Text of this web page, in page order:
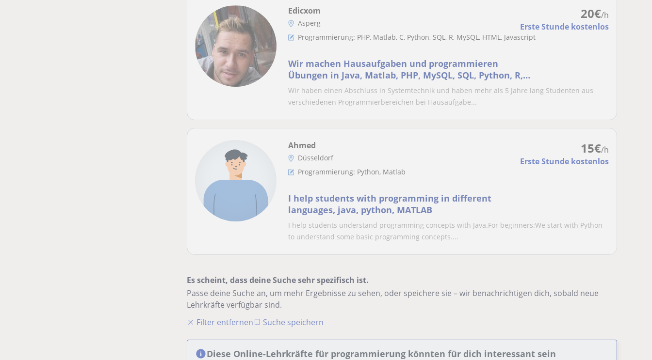
20€/h
Erste Stunde kostenlos
Edicxom
Asperg
Programmierung: PHP, Matlab, C, Python, SQL, R, MySQL, HTML, Javascript
Wir machen Hausaufgaben und programmieren
Übungen in Java, Matlab, PHP, MySQL, SQL, Python, R,
Studio, QT, Creator, C ampl
Wir haben einen Abschluss in Systemtechnik und haben mehr als 5 Jahre lang Studenten aus
verschiedenen Programmierbereichen bei Hausaufgabe...
15€/h
Erste Stunde kostenlos
Ahmed
Düsseldorf
Programmierung: Python, Matlab
I help students with programming in different
languages, java, python, MATLAB
I help students understand programming concepts with Java.For beginners:We start with Python
to understand some basic programming concepts....
Es scheint, dass deine Suche sehr spezifisch ist.
Passe deine Suche an, um mehr Ergebnisse zu sehen, oder speichere sie – wir benachrichtigen dich, sobald neue
Lehrkräfte verfügbar sind.
Filter entfernen
Suche speichern
Diese Online-Lehrkräfte für programmierung könnten für dich interessant sein